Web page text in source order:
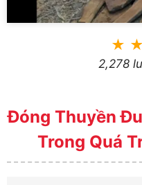
★ ★
2,278
Đóng Thuyền
Trong Quá